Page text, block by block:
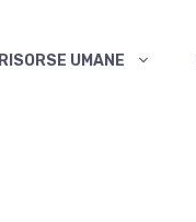
RISORSE UMANE